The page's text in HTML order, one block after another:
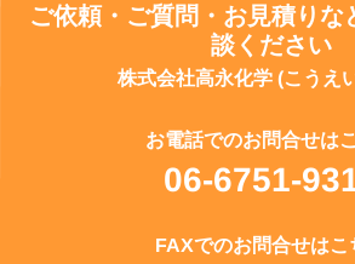
ご依頼・ご質問・お見積りな
談ください
株式会社高永化学 (こうえ
お電話でのお問合せは
06-6751-
FAXでのお問合せはこ